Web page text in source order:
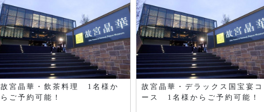
故宮晶華・飲茶料理 1名様か
らご予約可能！
故宮晶華・デラックス国宝宴コ
ース 1名様からご予約可能！